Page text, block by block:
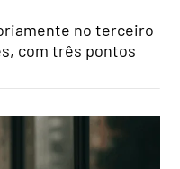
no terceiro
com três pontos